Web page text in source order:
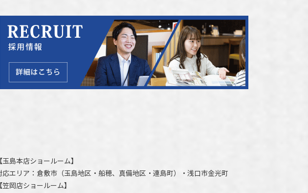
【玉島本店ショールーム】
応エリア： 倉敷市 （玉島地区・船穂、真備地区・連島町）・ 浅口市金光町
【笠岡店ショールーム】